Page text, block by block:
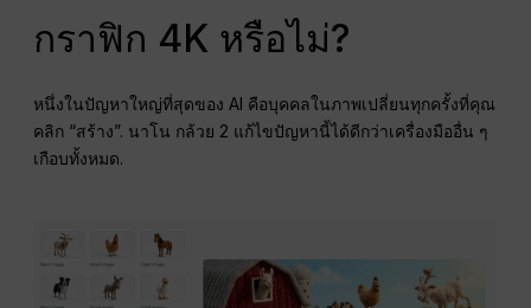
กราฟิก 4K หรือไม่?
หนึ่งในปัญหาใหญ่ที่สุดของ AI คือบุคคลในภาพเปลี่ยนทุกครั้งที่คุณ
คลิก “สร้าง”. นาโน กล้วย 2 แก้ไขปัญหานี้ได้ดีกว่าเครื่องมืออื่น ๆ
เกือบทั้งหมด.